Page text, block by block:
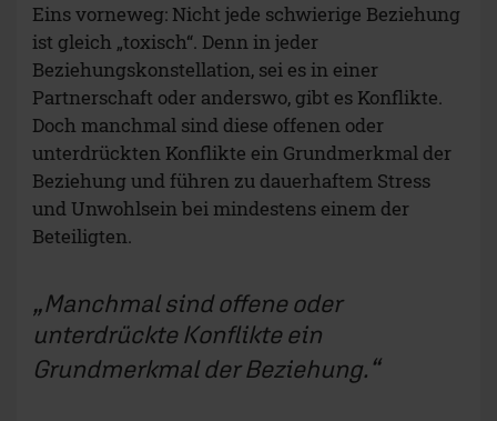
Eins vorneweg: Nicht jede schwierige Beziehung
ist gleich „toxisch“. Denn in jeder
Beziehungskonstellation, sei es in einer
Partnerschaft oder anderswo, gibt es Konflikte.
Doch manchmal sind diese offenen oder
unterdrückten Konflikte ein Grundmerkmal der
Beziehung und führen zu dauerhaftem Stress
und Unwohlsein bei mindestens einem der
Beteiligten.
Manchmal sind offene oder
unterdrückte Konflikte ein
Grundmerkmal der Beziehung.